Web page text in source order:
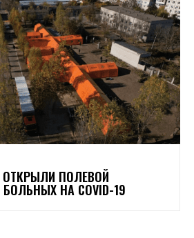
ПОЛЕВОЙ
НА COVID-19